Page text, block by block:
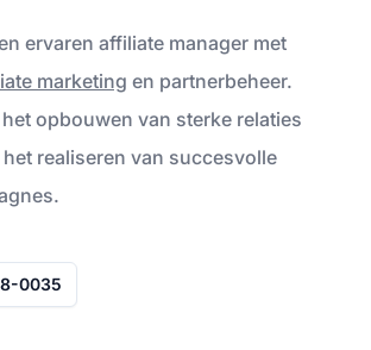
ervaren affiliate manager met
marketing en partnerbeheer.
opbouwen van sterke relaties
realiseren van succesvolle
0035